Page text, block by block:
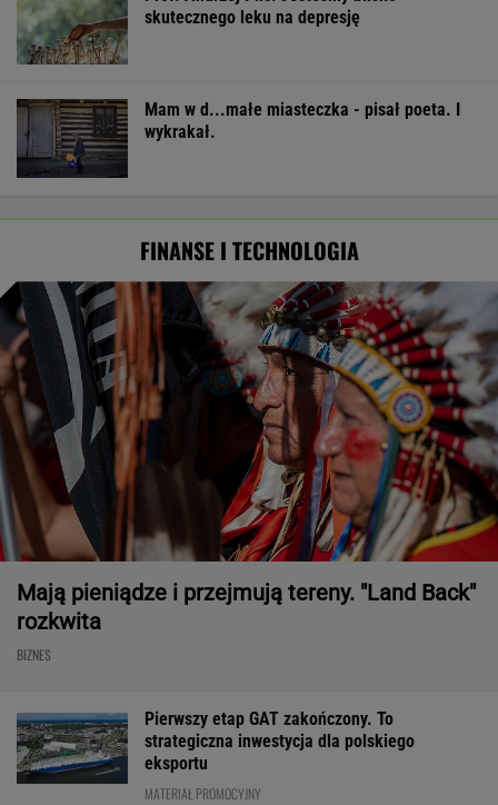
skutecznego leku na depresję
Mam w d...małe miasteczka - pisał poeta. I
wykrakał.
FINANSE I TECHNOLOGIA
Mają pieniądze i przejmują tereny. "Land Back"
rozkwita
BIZNES
Pierwszy etap GAT zakończony. To
strategiczna inwestycja dla polskiego
eksportu
MATERIAŁ PROMOCYJNY